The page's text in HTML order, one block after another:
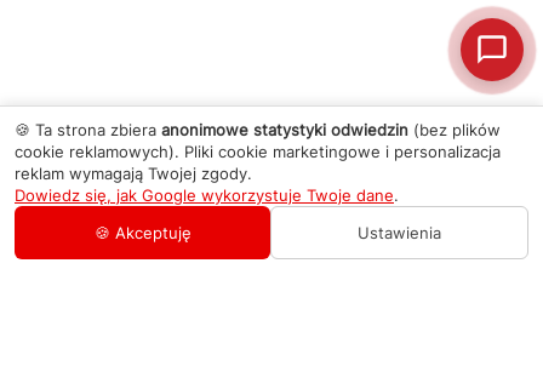
🍪 Ta strona zbiera anonimowe statystyki odwiedzin (bez plików
cookie reklamowych). Pliki cookie marketingowe i personalizacja
reklam wymagają Twojej zgody.
Dowiedz się, jak Google wykorzystuje Twoje dane.
🍪 Akceptuję
Ustawienia